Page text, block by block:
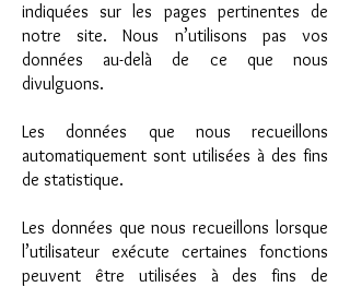
indiquées sur les pages pertinentes de
notre site. Nous n’utilisons pas vos
données au-delà de ce que nous
divulguons.
Les données que nous recueillons
automatiquement sont utilisées à des fins
de statistique.
Les données que nous recueillons lorsque
l’utilisateur exécute certaines fonctions
peuvent être utilisées à des fins de